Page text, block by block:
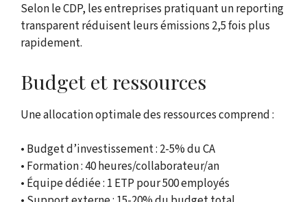
Selon le CDP, les entreprises pratiquant un reporting
transparent réduisent leurs émissions 2,5 fois plus
rapidement.
Budget et ressources
Une allocation optimale des ressources comprend :
• Budget d’investissement : 2-5% du CA
• Formation : 40 heures/collaborateur/an
• Équipe dédiée : 1 ETP pour 500 employés